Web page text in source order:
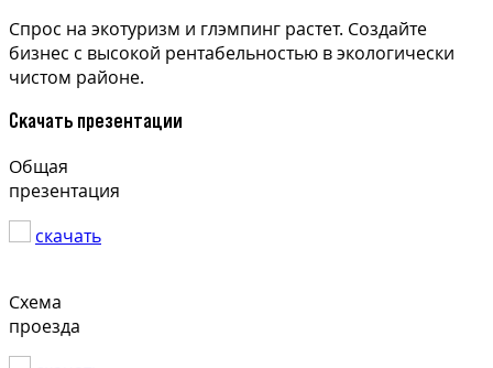
Спрос на экотуризм и глэмпинг растет. Создайте
бизнес с высокой рентабельностью в экологически
чистом районе.
Скачать презентации
Общая
презентация
скачать
Схема
проезда